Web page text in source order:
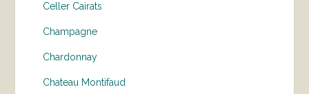
Celler Cairats
Champagne
Chardonnay
Chateau Montifaud